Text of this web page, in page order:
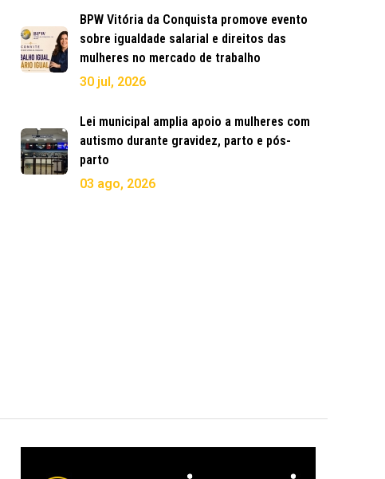
BPW Vitória da Conquista promove evento
sobre igualdade salarial e direitos das
mulheres no mercado de trabalho
30 jul, 2026
Lei municipal amplia apoio a mulheres com
autismo durante gravidez, parto e pós-
parto
03 ago, 2026